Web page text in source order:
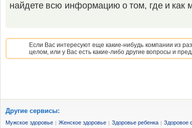
найдете всю информацию о том, где и как
Если Вас интересуют еще какие-нибудь компании из
целом, или у Вас есть какие-либо другие вопросы и
Другие сервисы:
Мужское здоровье | Женское здоровье | Здоровье ребенка | Здоровое